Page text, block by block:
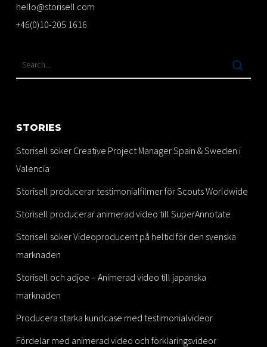
hello@storisell.com
+46(0)10-205 1616
STORIES
Storisell söker Creative Project Manager Spain & Sweden i
Valencia
Storisell producerar testimonialfilmer för Scouts Worldwide
Storisell producerar animerad video till SuperAnnotate
Storisell söker Videoproducent på heltid för den svenska
marknaden
Storisell och adjoe – Animerad video till japanska
marknaden
Producera starka kundcase med testimonialvideor
Fördelar med animerad video och förklaringsvideor